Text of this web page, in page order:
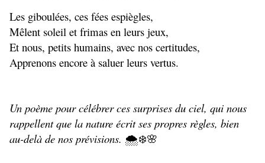
Les giboulées, ces fées espiègles,
Mêlent soleil et frimas en leurs jeux,
Et nous, petits humains, avec nos certitudes,
Apprenons encore à saluer leurs vertus.
Un poème pour célébrer ces surprises du ciel, qui nous
rappellent que la nature écrit ses propres règles, bien
au-delà de nos prévisions. 🌨️❄️🌸